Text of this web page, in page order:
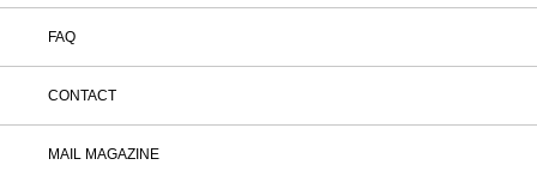
FAQ
CONTACT
MAIL MAGAZINE